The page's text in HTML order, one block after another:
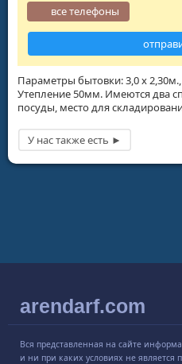
Параметры бытовки: 3,0 х
Утепление 50мм. Имеются два
посуды, место для
все телефоны
arendarf.com
Вся представленная на сайте
и ни при каких условиях не является